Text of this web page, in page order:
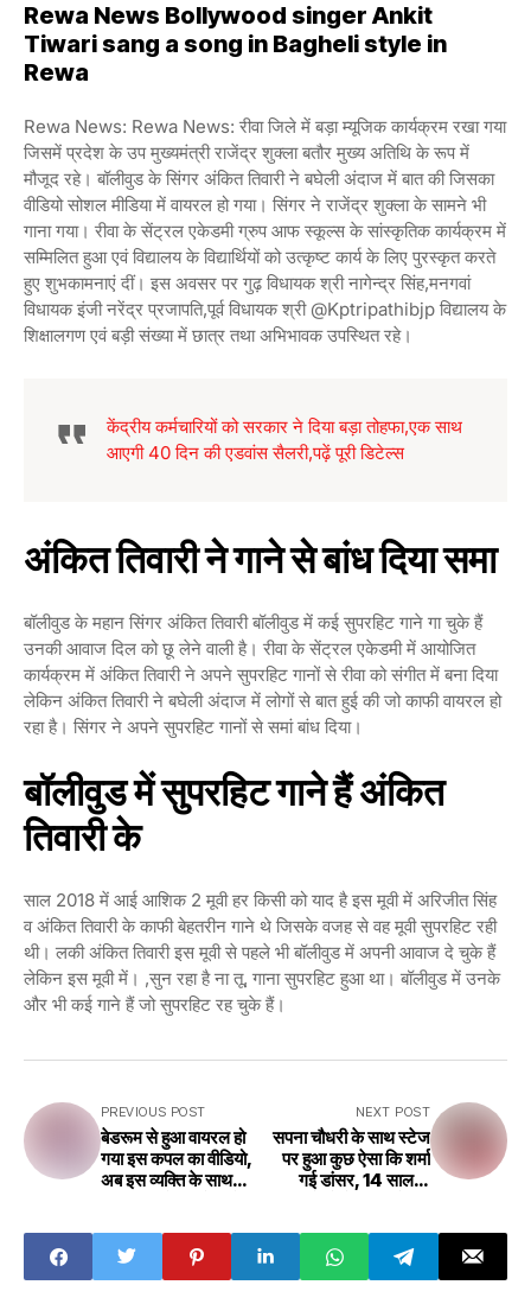
Rewa News Bollywood singer Ankit
Tiwari sang a song in Bagheli style in
Rewa
Rewa News: Rewa News: रीवा जिले में बड़ा म्यूजिक कार्यक्रम रखा गया
जिसमें प्रदेश के उप मुख्यमंत्री राजेंद्र शुक्ला बतौर मुख्य अतिथि के रूप में
मौजूद रहे। बॉलीवुड के सिंगर अंकित तिवारी ने बघेली अंदाज में बात की जिसका
वीडियो सोशल मीडिया में वायरल हो गया। सिंगर ने राजेंद्र शुक्ला के सामने भी
गाना गया। रीवा के सेंट्रल एकेडमी ग्रुप आफ स्कूल्स के सांस्कृतिक कार्यक्रम में
सम्मिलित हुआ एवं विद्यालय के विद्यार्थियों को उत्कृष्ट कार्य के लिए पुरस्कृत करते
हुए शुभकामनाएं दीं। इस अवसर पर गुढ़ विधायक श्री नागेन्द्र सिंह,मनगवां
विधायक इंजी नरेंद्र प्रजापति,पूर्व विधायक श्री @kptripathibjp विद्यालय के
शिक्षालगण एवं बड़ी संख्या में छात्र तथा अभिभावक उपस्थित रहे।
केंद्रीय कर्मचारियों को सरकार ने दिया बड़ा तोहफा,एक साथ
आएगी 40 दिन की एडवांस सैलरी,पढ़ें पूरी डिटेल्स
अंकित तिवारी ने गाने से बांध दिया समा
बॉलीवुड के महान सिंगर अंकित तिवारी बॉलीवुड में कई सुपरहिट गाने गा चुके हैं
उनकी आवाज दिल को छू लेने वाली है। रीवा के सेंट्रल एकेडमी में आयोजित
कार्यक्रम में अंकित तिवारी ने अपने सुपरहिट गानों से रीवा को संगीत में बना दिया
लेकिन अंकित तिवारी ने बघेली अंदाज में लोगों से बात हुई की जो काफी वायरल हो
रहा है। सिंगर ने अपने सुपरहिट गानों से समां बांध दिया।
बॉलीवुड में सुपरहिट गाने हैं अंकित
तिवारी के
साल 2018 में आई आशिक 2 मूवी हर किसी को याद है इस मूवी में अरिजीत सिंह
व अंकित तिवारी के काफी बेहतरीन गाने थे जिसके वजह से वह मूवी सुपरहिट रही
थी। लकी अंकित तिवारी इस मूवी से पहले भी बॉलीवुड में अपनी आवाज दे चुके हैं
लेकिन इस मूवी में। ,सुन रहा है ना तू, गाना सुपरहिट हुआ था। बॉलीवुड में उनके
और भी कई गाने हैं जो सुपरहिट रह चुके हैं।
PREVIOUS POST
बेडरूम से हुआ वायरल हो
गया इस कपल का वीडियो,
अब इस व्यक्ति के साथ
NEXT POST
सपना चौधरी के साथ स्टेज
पर हुआ कुछ ऐसा कि शर्मा
गई डांसर, 14 साल के